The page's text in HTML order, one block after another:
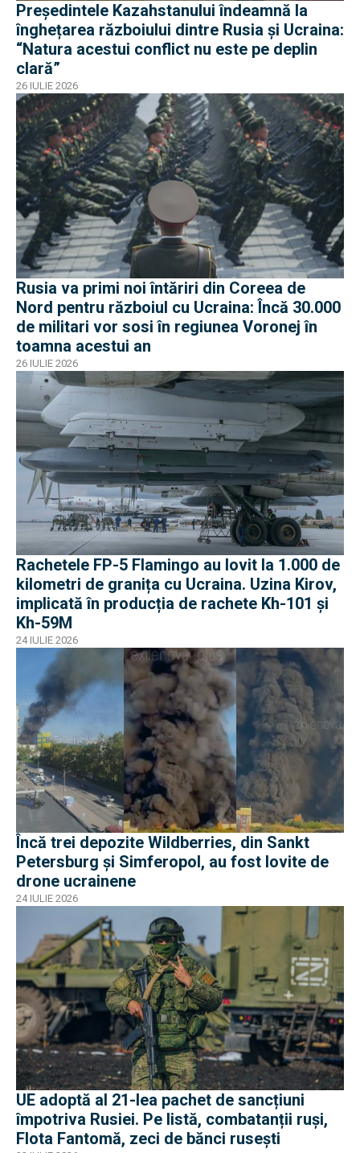
Președintele Kazahstanului îndeamnă la
înghețarea războiului dintre Rusia și Ucraina:
“Natura acestui conflict nu este pe deplin
clară”
26 IULIE 2026
Rusia va primi noi întăriri din Coreea de
Nord pentru războiul cu Ucraina: Încă 30.000
de militari vor sosi în regiunea Voronej în
toamna acestui an
26 IULIE 2026
Rachetele FP-5 Flamingo au lovit la 1.000 de
kilometri de granița cu Ucraina. Uzina Kirov,
implicată în producția de rachete Kh-101 și
Kh-59M
24 IULIE 2026
Încă trei depozite Wildberries, din Sankt
Petersburg și Simferopol, au fost lovite de
drone ucrainene
24 IULIE 2026
UE adoptă al 21-lea pachet de sancțiuni
împotriva Rusiei. Pe listă, combatanții ruși,
Flota Fantomă, zeci de bănci rusești